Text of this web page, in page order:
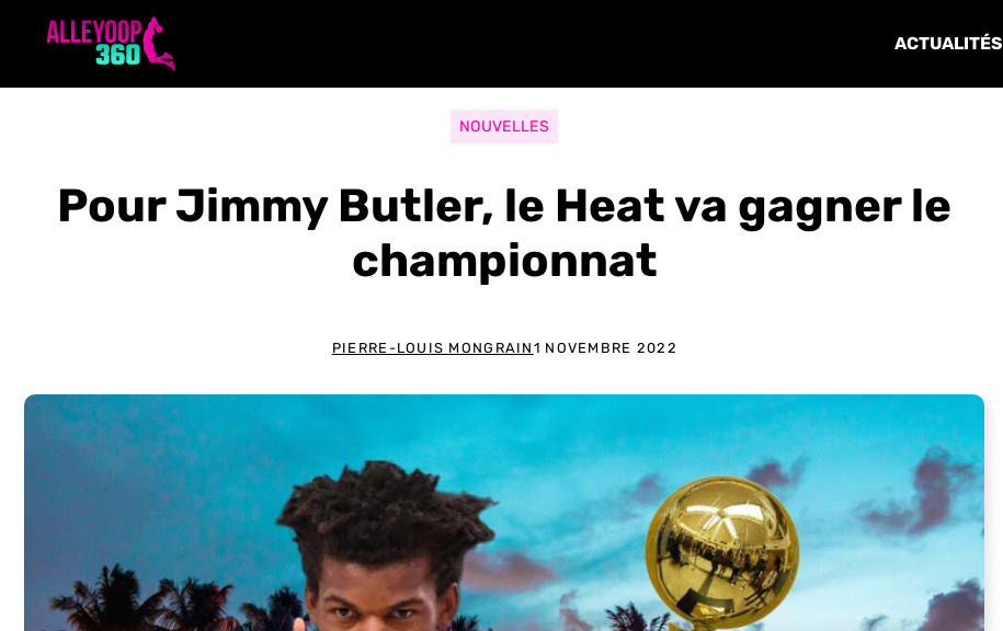
ACTUALITÉS
NOUVELLES
Pour Jimmy Butler, le Heat va gagner le
championnat
PIERRE-LOUIS MONGRAIN 1 NOVEMBRE 2022